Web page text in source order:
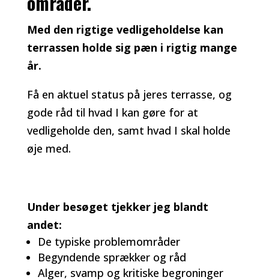
Med den rigtige vedligeholdelse kan
terrassen holde sig pæn i rigtig mange
år.
Få en aktuel status på jeres terrasse, og
gode råd til hvad I kan gøre for at
vedligeholde den, samt hvad I skal holde
øje med.
Under besøget tjekker jeg blandt
andet:
De typiske problemområder
Begyndende sprækker og råd
Alger, svamp og kritiske begroninger